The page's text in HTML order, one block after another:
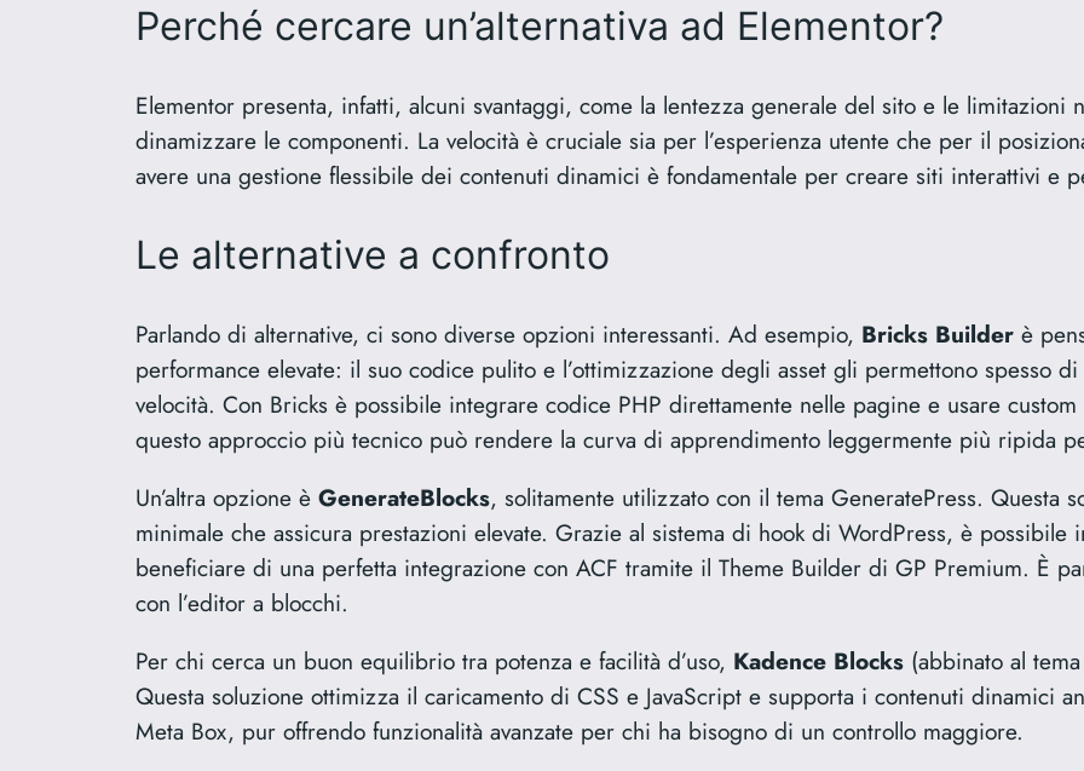
Perché cercare un’alternativa ad Elementor?
Elementor presenta, infatti, alcuni svantaggi, come la lentezza generale del sito e le limitazioni
dinamizzare le componenti. La velocità è cruciale sia per l’esperienza utente che per il
avere una gestione flessibile dei contenuti dinamici è fondamentale per creare siti interattivi e
Le alternative a confronto
Parlando di alternative, ci sono diverse opzioni interessanti. Ad esempio, Bricks Builder è
performance elevate: il suo codice pulito e l’ottimizzazione degli asset gli permettono spesso
velocità. Con Bricks è possibile integrare codice PHP direttamente nelle pagine e usare
questo approccio più tecnico può rendere la curva di apprendimento leggermente più ripida
Un’altra opzione è GenerateBlocks, solitamente utilizzato con il tema GeneratePress. Questa
minimale che assicura prestazioni elevate. Grazie al sistema di hook di WordPress, è
beneficiare di una perfetta integrazione con ACF tramite il Theme Builder di GP Premium. È
con l’editor a blocchi.
Per chi cerca un buon equilibrio tra potenza e facilità d’uso, Kadence Blocks (abbinato al
Questa soluzione ottimizza il caricamento di CSS e JavaScript e supporta i contenuti dinamici
Meta Box, pur offrendo funzionalità avanzate per chi ha bisogno di un controllo maggiore.